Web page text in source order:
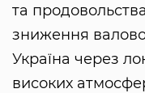
та
зниження
Україна через
високих